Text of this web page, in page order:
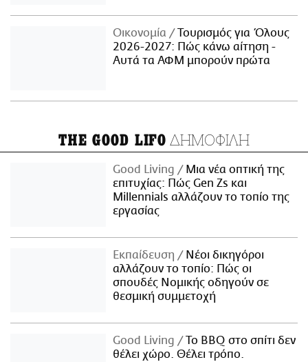
Οικονομία
Τουρισμός για Όλους
2026-2027: Πώς κάνω αίτηση -
Αυτά τα ΑΦΜ μπορούν πρώτα
THE GOOD LIFO ΔΗΜΟΦΙΛΗ
Good Living
Μια νέα οπτική της
επιτυχίας: Πώς Gen Zs και
Millennials αλλάζουν το τοπίο της
εργασίας
Εκπαίδευση
Νέοι δικηγόροι
αλλάζουν το τοπίο: Πώς οι
σπουδές Νομικής οδηγούν σε
θεσμική συμμετοχή
Good Living
Το BBQ στο σπίτι δεν
θέλει χώρο. Θέλει τρόπο.